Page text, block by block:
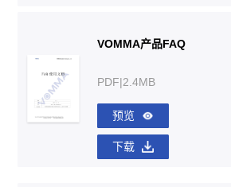
VOMMA产品FAQ
PDF|2.4MB
预览
下载